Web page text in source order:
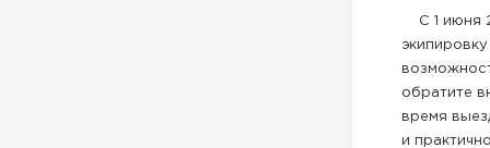
С 1 июня
обратите
время
и